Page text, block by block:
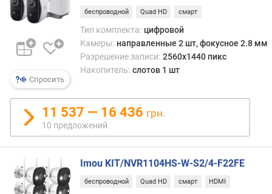
у
д
о
в
о
д
R
C
A
(
т
)
Спросить
беспроводной Quad HD смарт
Тип комплекта: цифровой
Камеры: направленные 2 шт, фокусное 2.8 мм
Разрешение записи: 2560x1440 пикс
Накопитель: слотов 1 шт
11 537 — 16 436 грн.
10 предложений
Imou KIT/NVR1104HS-W-S2/4-F22FE
беспроводной Quad HD смарт HDMI